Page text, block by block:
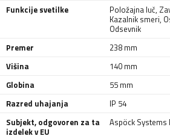
Funkcije svetilke
Položajna luč,
Kazalnik smeri,
Odsevnik
Premer
238 mm
Višina
140 mm
Globina
55 mm
Razred uhajanja
IP 54
Subjekt, odgovoren za ta
izdelek v EU
Aspöck Systems